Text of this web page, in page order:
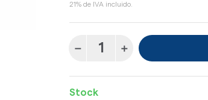
21% de IVA incluido.
Stock